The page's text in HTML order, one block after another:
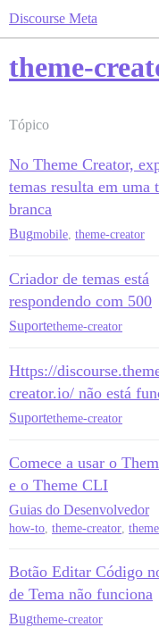
Discourse Meta
theme-
Tópico
No Theme Creator,
temas resulta em uma
branca
Bugmobile theme-creator
Criador de temas está
respondendo com 500
Suportetheme-creator
Https://
creator.io/ não está
Suportetheme-creator
Comece a usar o
e o Theme CLI
Guias do Desenvolvedor
how-to, theme-creator,
Botão Editar Código
de Tema não funciona
Bugtheme-creator